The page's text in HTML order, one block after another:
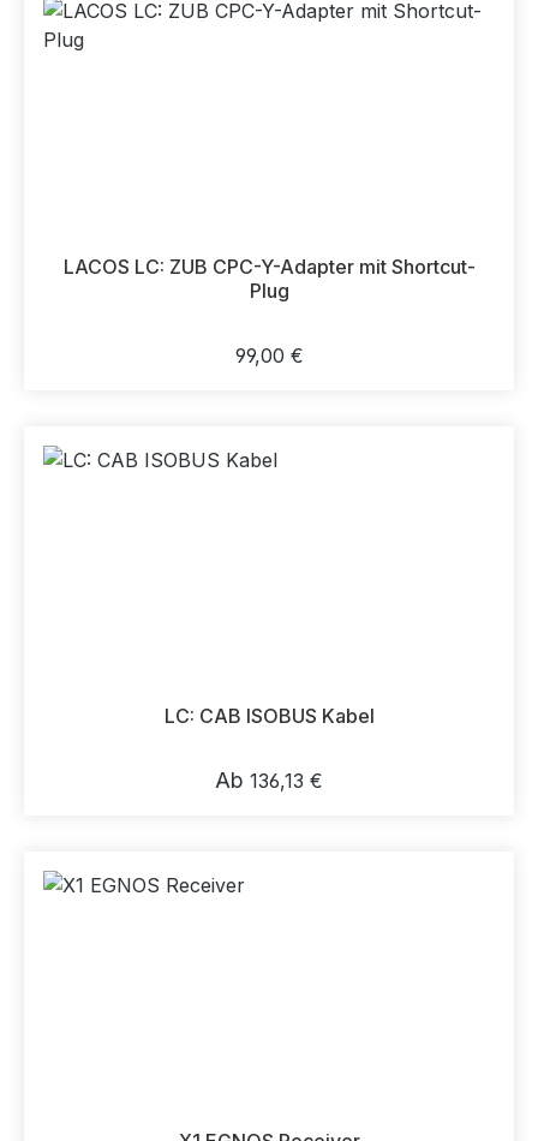
LACOS LC: ZUB CPC-Y-Adapter mit Shortcut-
Plug
Regulärer Preis:
99,00 €
LC: CAB ISOBUS Kabel
Regulärer Preis:
Ab 136,13 €